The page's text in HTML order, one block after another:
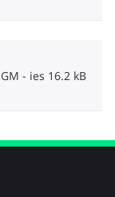
ies 16.2 kB